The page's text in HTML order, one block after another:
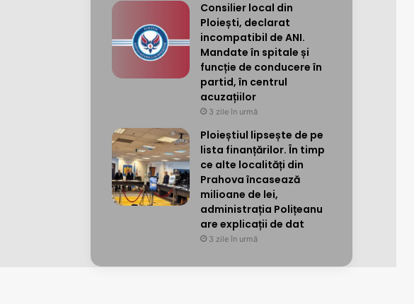
Consilier local din
Ploiești, declarat
incompatibil de ANI.
Mandate în spitale și
funcție de conducere în
partid, în centrul
acuzațiilor
3 zile în urmă
Ploieștiul lipsește de pe
lista finanțărilor. În timp
ce alte localități din
Prahova încasează
milioane de lei,
administrația Polițeanu
are explicații de dat
3 zile în urmă